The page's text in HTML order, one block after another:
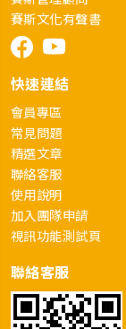
賽斯文化有聲書
快速連結
會員專區
常見問題
精選文章
聯絡客服
使用說明
加入團隊申請
視訊功能測試頁
聯絡客服